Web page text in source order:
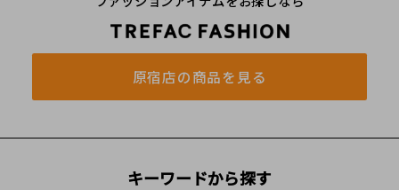
原宿店の商品を見る
キーワードから探す